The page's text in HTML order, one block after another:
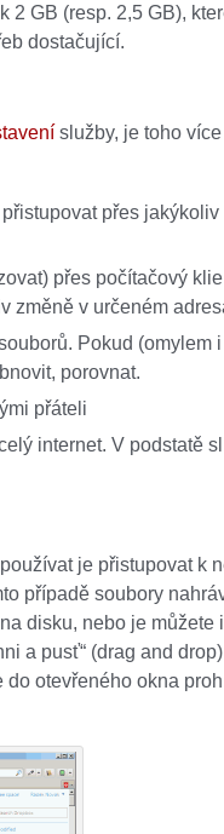
2 GB (resp. 2,5 GB),
dostačující.
služby, je toho
přes jakýkoliv
přes počítačový
změně v určeném
Pokud (omylem
porovnat.
přáteli
internet. V podstatě
je přistupovat k
případě soubory
disku, nebo je můžete
a pusť“ (drag and
otevřeného okna